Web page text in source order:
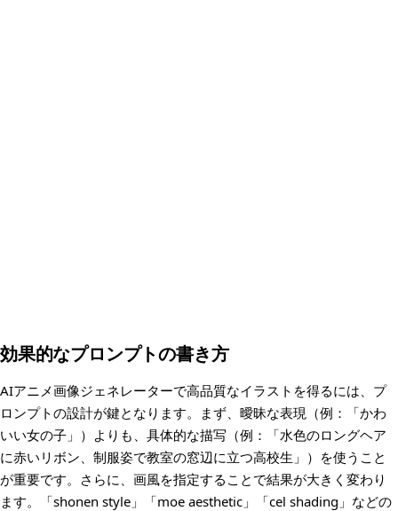
効果的なプロンプトの書き方
AIアニメ画像ジェネレーターで高品質なイラストを得るには、プ
ロンプトの設計が鍵となります。まず、曖昧な表現（例：「かわ
いい女の子」）よりも、具体的な描写（例：「水色のロングヘア
に赤いリボン、制服姿で教室の窓辺に立つ高校生」）を使うこと
が重要です。さらに、画風を指定することで結果が大きく変わり
ます。「shonen style」「moe aesthetic」「cel shading」などの